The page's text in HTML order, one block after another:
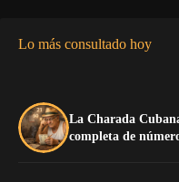
Lo más consultado hoy
La Charada
completa de